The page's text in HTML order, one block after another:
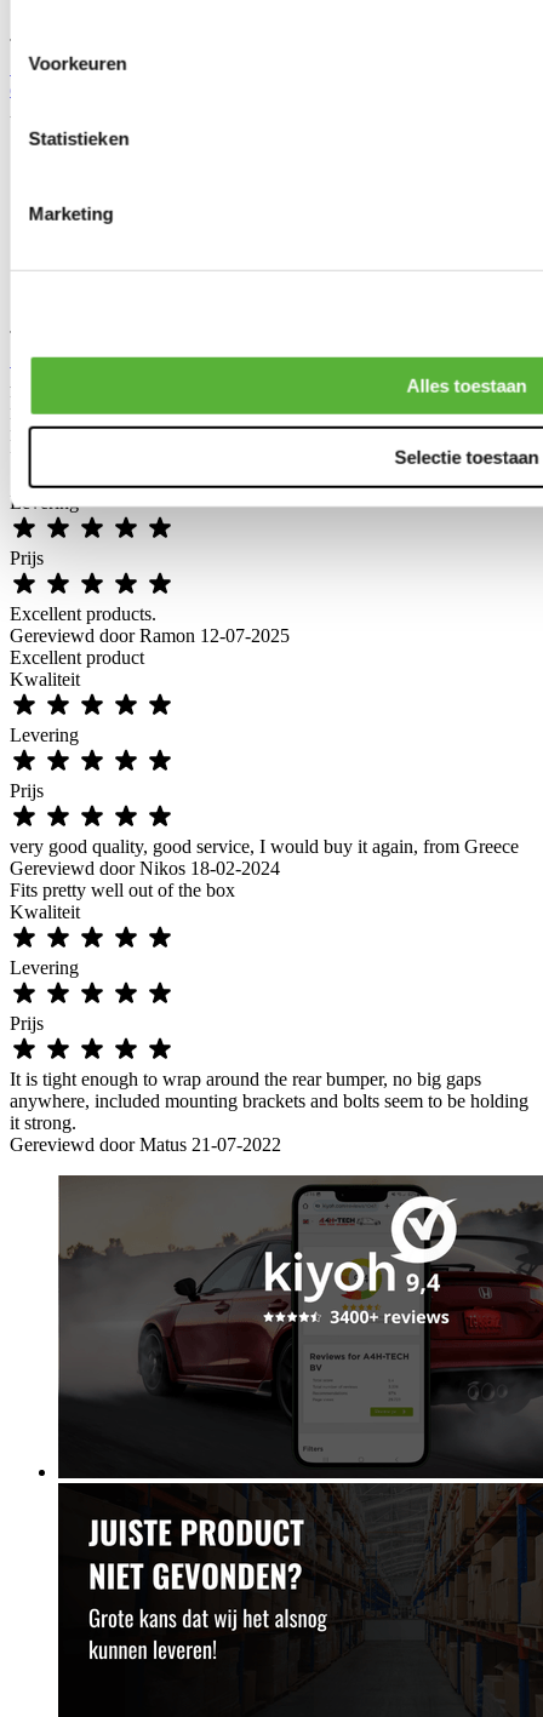
Voorkeuren
Statistieken
Marketing
Alles toestaan
Selectie toestaan
TIP
Sonar Koplampen JDM Black Housing (Honda Civic 99-00 2/3/4
drs)
TIP
Sonar Achterlichten Facelift rood/wit (Honda Civic 96-00 3drs)
Klantenreviews
Excellent product
Kwaliteit
Levering
Prijs
Excellent products.
Gereviewd door Ramon 12-07-2025
Excellent product
Kwaliteit
Levering
Prijs
very good quality, good service, I would buy it again, from Greece
Gereviewd door Nikos 18-02-2024
Fits pretty well out of the box
Kwaliteit
Levering
Prijs
It is tight enough to wrap around the rear bumper, no big gaps
anywhere, included mounting brackets and bolts seem to be holding
it strong.
Gereviewd door Matus 21-07-2022